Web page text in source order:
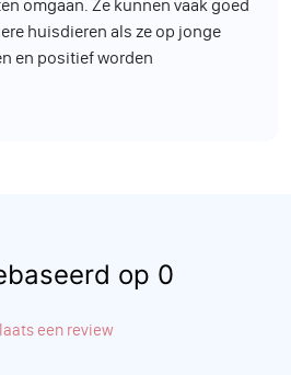
omgaan. Ze kunnen vaak goed
huisdieren als ze op jonge
en positief worden
op 0
een review